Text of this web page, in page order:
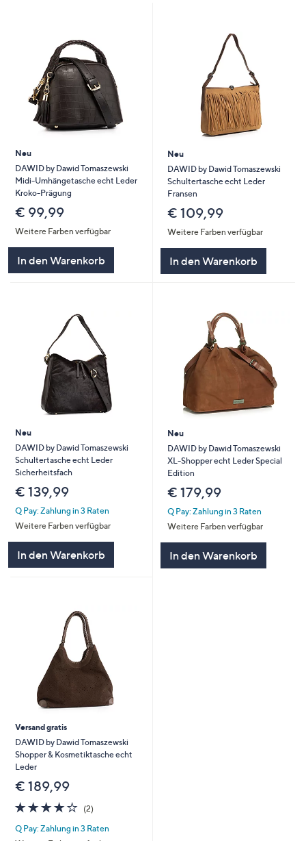
rechts,
diese
anzuzeigen.
Neu
DAWID by Dawid Tomaszewski
Midi-Umhängetasche echt Leder
Kroko-Prägung
€ 99,99
Weitere Farben verfügbar
In den Warenkorb
Neu
DAWID by Dawid Tomaszewski
Schultertasche echt Leder
Fransen
€ 109,99
Weitere Farben verfügbar
In den Warenkorb
Neu
DAWID by Dawid Tomaszewski
Schultertasche echt Leder
Sicherheitsfach
€ 139,99
Q Pay: Zahlung in 3 Raten
Weitere Farben verfügbar
In den Warenkorb
Neu
DAWID by Dawid Tomaszewski
XL-Shopper echt Leder Special
Edition
€ 179,99
Q Pay: Zahlung in 3 Raten
Weitere Farben verfügbar
In den Warenkorb
Versand gratis
DAWID by Dawid Tomaszewski
Shopper & Kosmetiktasche echt
Leder
€ 189,99
4.0
von
5
(2)2
Q Pay: Zahlung in 3 Raten